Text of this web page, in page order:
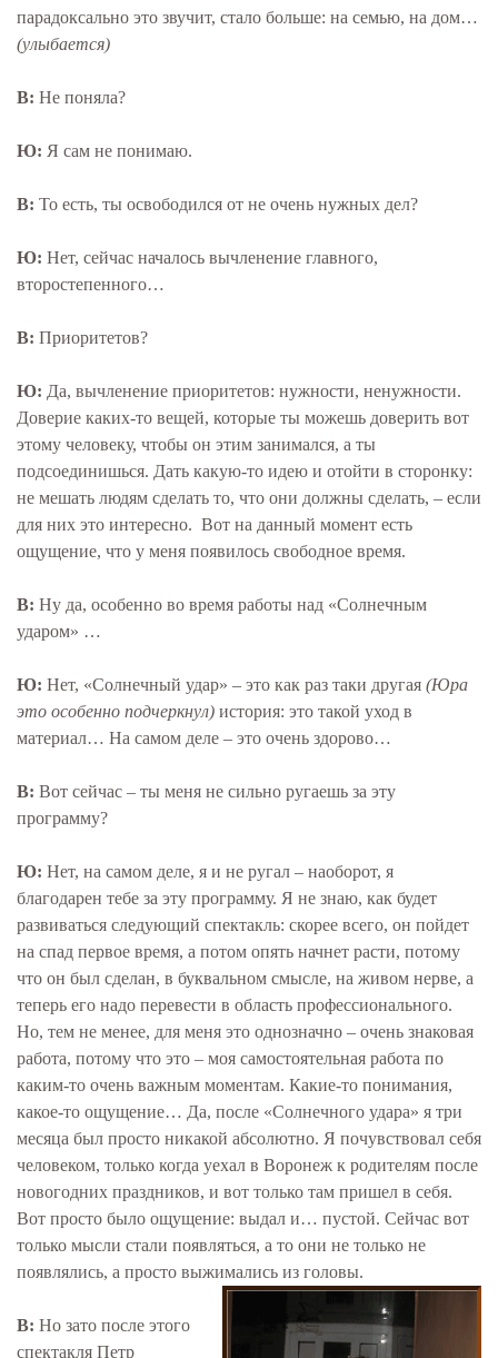
парадоксально это звучит, стало больше: на семью, на дом…
(улыбается)
В: Не поняла?
Ю: Я сам не понимаю.
В: То есть, ты освободился от не очень нужных дел?
Ю: Нет, сейчас началось вычленение главного,
второстепенного…
В: Приоритетов?
Ю: Да, вычленение приоритетов: нужности, ненужности.
Доверие каких-то вещей, которые ты можешь доверить вот
этому человеку, чтобы он этим занимался, а ты
подсоединишься. Дать какую-то идею и отойти в сторонку:
не мешать людям сделать то, что они должны сделать, – если
для них это интересно. Вот на данный момент есть
ощущение, что у меня появилось свободное время.
В: Ну да, особенно во время работы над «Солнечным
ударом» …
Ю: Нет, «Солнечный удар» – это как раз таки другая (Юра
это особенно подчеркнул) история: это такой уход в
материал… На самом деле – это очень здорово…
В: Вот сейчас – ты меня не сильно ругаешь за эту
программу?
Ю: Нет, на самом деле, я и не ругал – наоборот, я
благодарен тебе за эту программу. Я не знаю, как будет
развиваться следующий спектакль: скорее всего, он пойдет
на спад первое время, а потом опять начнет расти, потому
что он был сделан, в буквальном смысле, на живом нерве, а
теперь его надо перевести в область профессионального.
Но, тем не менее, для меня это однозначно – очень знаковая
работа, потому что это – моя самостоятельная работа по
каким-то очень важным моментам. Какие-то понимания,
какое-то ощущение… Да, после «Солнечного удара» я три
месяца был просто никакой абсолютно. Я почувствовал себя
человеком, только когда уехал в Воронеж к родителям после
новогодних праздников, и вот только там пришел в себя.
Вот просто было ощущение: выдал и… пустой. Сейчас вот
только мысли стали появляться, а то они не только не
появлялись, а просто выжимались из головы.
В: Но зато после этого
спектакля Петр